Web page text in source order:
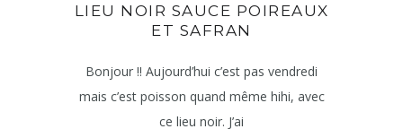
LIEU NOIR SAUCE POIREAUX
ET SAFRAN
Bonjour !! Aujourd’hui c’est pas vendredi
mais c’est poisson quand même hihi, avec
ce lieu noir. J’ai